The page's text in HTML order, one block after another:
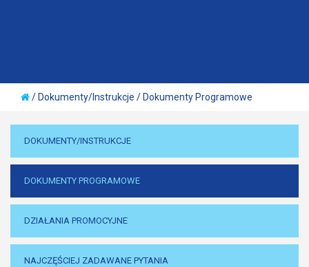
/ Dokumenty/Instrukcje / Dokumenty Programowe
DOKUMENTY/INSTRUKCJE
DOKUMENTY PROGRAMOWE
DZIAŁANIA PROMOCYJNE
NAJCZĘŚCIEJ ZADAWANE PYTANIA